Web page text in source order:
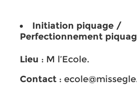
Initiation piquage /
Perfectionnement
Lieu : M l’Ecole.
Contact :